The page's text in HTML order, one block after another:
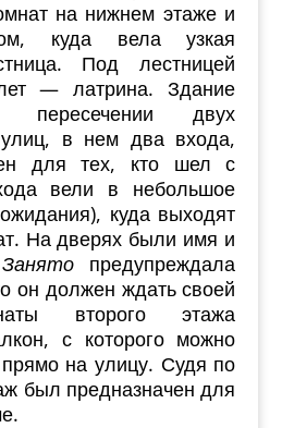
на нижнем этаже и
куда вела узкая
Под лестницей
— латрина. Здание
пересечении двух
улиц, в нем два входа,
для тех, кто шел с
вели в небольшое
куда выходят
На дверях были имя и
Занято предупреждала
он должен ждать своей
второго этажа
с которого можно
на улицу. Судя по
был предназначен для